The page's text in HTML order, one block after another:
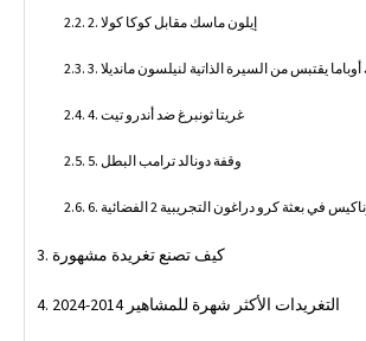
4. غريتا ثونبرغ ضد أندرو تيت
5. وقفة دونالد ترامب البطل
في بعثة كرو دراغون التجريبية 2 الفضائية
كيف تصنع تغريدة مشهورة
التغريدات الأكثر شهرة للمشاهير 2014-2024